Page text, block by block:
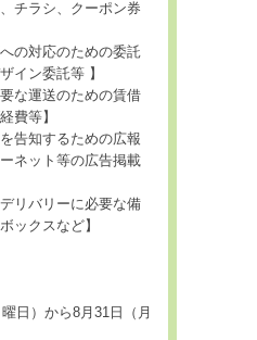
チラシ、クーポン券
の対応のための委託
イン委託等 】
な運送のための賃借
費等】
告知するための広報
ネット等の広告掲載
リバリーに必要な備
ックスなど】
日）から8月31日（月